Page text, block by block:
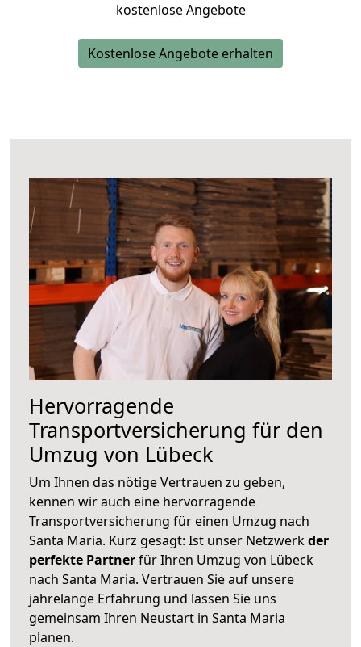
kostenlose Angebote
Kostenlose Angebote erhalten
Hervorragende
Transportversicherung für den
Umzug von Lübeck
Um Ihnen das nötige Vertrauen zu geben,
kennen wir auch eine hervorragende
Transportversicherung für einen Umzug nach
Santa Maria. Kurz gesagt: Ist unser Netzwerkder
perfekte Partnerfür Ihren Umzug von Lübeck
nach Santa Maria. Vertrauen Sie auf unsere
jahrelange Erfahrung und lassen Sie uns
gemeinsam Ihren Neustart in Santa Maria
planen.